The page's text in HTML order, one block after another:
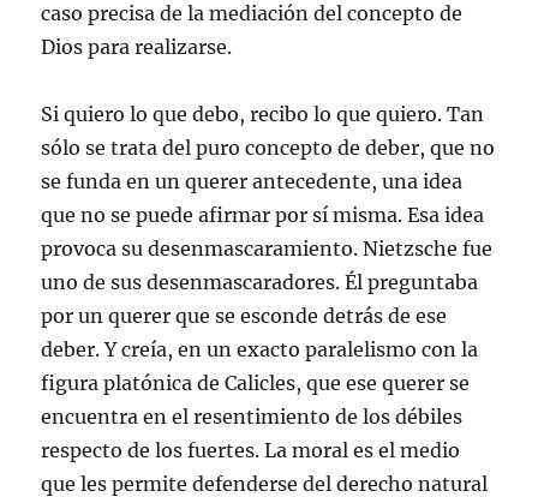
caso precisa de la mediación del concepto de
Dios para realizarse.
Si quiero lo que debo, recibo lo que quiero. Tan
sólo se trata del puro concepto de deber, que no
se funda en un querer antecedente, una idea
que no se puede afirmar por sí misma. Esa idea
provoca su desenmascaramiento. Nietzsche fue
uno de sus desenmascaradores. Él preguntaba
por un querer que se esconde detrás de ese
deber. Y creía, en un exacto paralelismo con la
figura platónica de Calicles, que ese querer se
encuentra en el resentimiento de los débiles
respecto de los fuertes. La moral es el medio
que les permite defenderse del derecho natural